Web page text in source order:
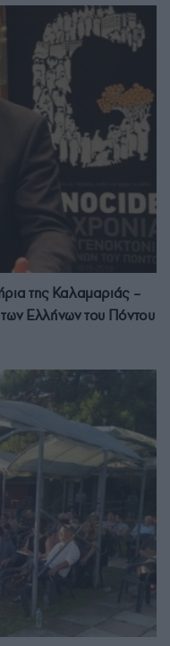
της Καλαμαριάς –
Ελλήνων του Πόντου